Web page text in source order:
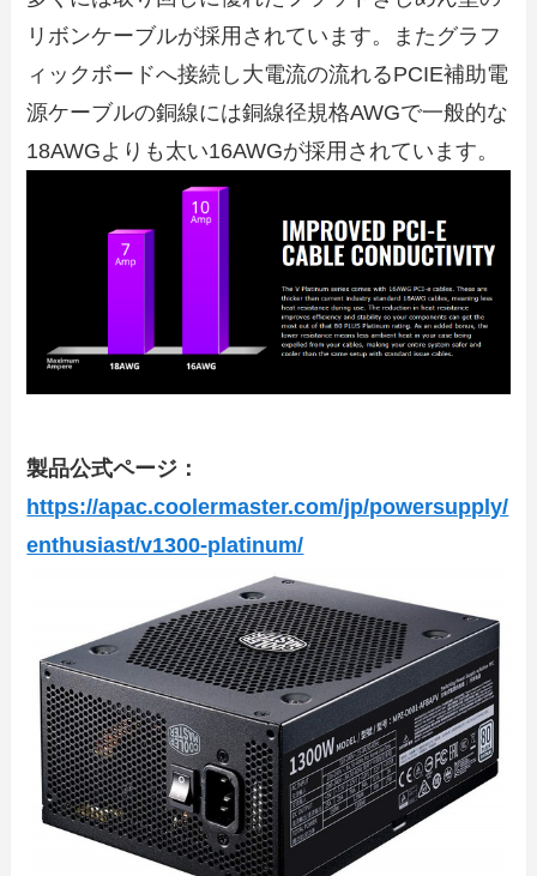
リボンケーブルが採用されています。またグラフ
ィックボードへ接続し大電流の流れるPCIE補助電
源ケーブルの銅線には銅線径規格AWGで一般的な
18AWGよりも太い16AWGが採用されています。
製品公式ページ：
https://apac.coolermaster.com/jp/powersupply/
enthusiast/v1300-platinum/